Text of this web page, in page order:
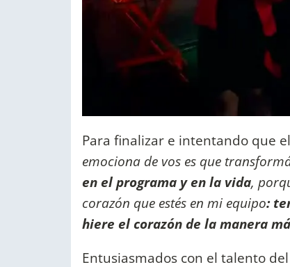
Para finalizar e intentando que
emociona de vos es que
en el programa y en la vida,
corazón que estés en mi equipo:
hiere el corazón de la manera
Entusiasmados con el talento